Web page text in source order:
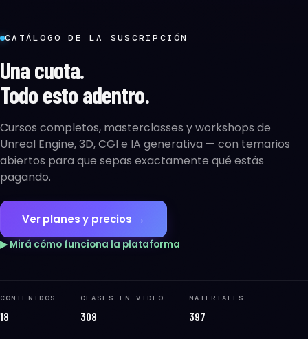
CATÁLOGO DE LA SUSCRIPCIÓN
Una cuota.
Todo esto adentro.
Cursos completos, masterclasses y workshops de
Unreal Engine, 3D, CGI e IA generativa — con temarios
abiertos para que sepas exactamente qué estás
pagando.
Ver planes y precios →
▶ Mirá cómo funciona la plataforma
CONTENIDOS
18
CLASES EN VIDEO
308
MATERIALES
397